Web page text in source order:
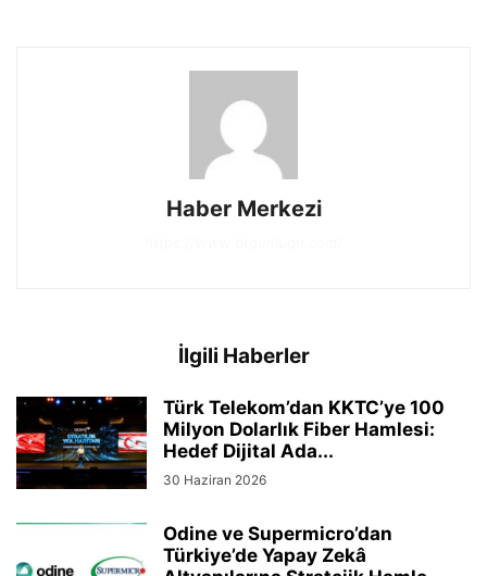
Haber Merkezi
İlgili Haberler
Türk Telekom’dan KKTC’ye 100
Milyon Dolarlık Fiber Hamlesi:
Hedef Dijital Ada...
30 Haziran 2026
Odine ve Supermicro’dan
Türkiye’de Yapay Zekâ